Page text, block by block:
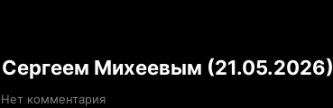
Михеевым (21.05.2026)
Нет комментария